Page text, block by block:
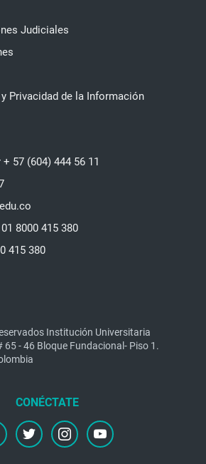
Judiciales
Privacidad de la Información
57 (604) 444 56 11
8000 415 380
415 380
Institución Universitaria
65 - 46 Bloque Fundacional- Piso 1.